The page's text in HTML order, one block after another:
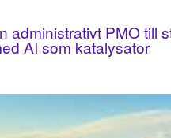
administrativt PMO till
AI som katalysator